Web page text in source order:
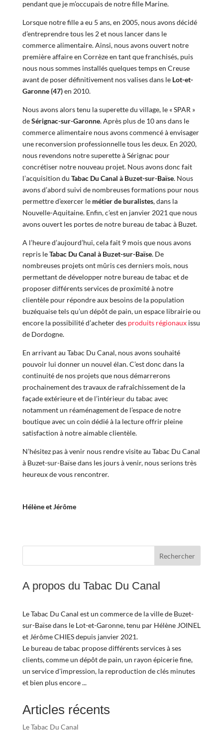
pendant que je m’occupais de notre fille Marine.
Lorsque notre fille a eu 5 ans, en 2005, nous avons décidé
d’entreprendre tous les 2 et nous lancer dans le
commerce alimentaire. Ainsi, nous avons ouvert notre
première affaire en Corrèze en tant que franchisés, puis
nous nous sommes installés quelques temps en Creuse
avant de poser définitivement nos valises dans leLot-et-
Garonne (47)en 2010.
Nous avons alors tenu la superette du village, le « SPAR »
deSérignac-sur-Garonne. Après plus de 10 ans dans le
commerce alimentaire nous avons commencé à envisager
une reconversion professionnelle tous les deux. En 2020,
nous revendons notre superette à Sérignac pour
concrétiser notre nouveau projet. Nous avons donc fait
l’acquisition du Tabac Du Canal à Buzet-sur-Baïse. Nous
avons d’abord suivi de nombreuses formations pour nous
permettre d’exercer lemétier de buralistes, dans la
Nouvelle-Aquitaine. Enfin, c’est en janvier 2021 que nous
avons ouvert les portes de notre bureau de tabac à Buzet.
A l’heure d’aujourd’hui, cela fait 9 mois que nous avons
repris leTabac Du Canal à Buzet-sur-Baïse. De
nombreuses projets ont mûris ces derniers mois, nous
permettant de développer notre bureau de tabac et de
proposer différents services de proximité à notre
clientèle pour répondre aux besoins de la population
buzéquaise tels qu’un dépôt de pain, un espace librairie ou
encore la possibilité d’acheter des produits régionauxissu
de Dordogne.
En arrivant au Tabac Du Canal, nous avons souhaité
pouvoir lui donner un nouvel élan. C’est donc dans la
continuité de nos projets que nous démarrerons
prochainement des travaux de rafraîchissement de la
façade extérieure et de l’intérieur du tabac avec
notamment un réaménagement de l’espace de notre
boutique avec un coin dédié à la lecture offrir pleine
satisfaction à notre aimable clientèle.
N’hésitez pas à venir nous rendre visite au Tabac Du Canal
à Buzet-sur-Baïse dans les jours à venir, nous serions très
heureux de vous rencontrer.
Hélène et Jérôme
Rechercher
A propos du Tabac Du Canal
Le Tabac Du Canal est un commerce de la ville de Buzet-
sur-Baïse dans le Lot-et-Garonne, tenu par Hélène JOINEL
et Jérôme CHIES depuis janvier 2021.
Le bureau de tabac propose différents services à ses
clients, comme un dépôt de pain, un rayon épicerie fine,
un service d'impression, la reproduction de clés minutes
et bien plus encore ...
Articles récents
Le Tabac Du Canal